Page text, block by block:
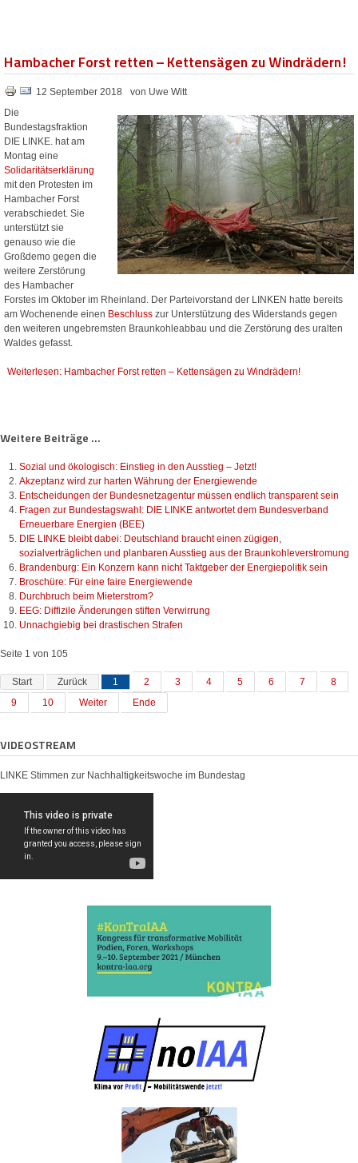
Hambacher Forst retten – Kettensägen zu Windrädern!
12 September 2018
von Uwe Witt
Die
Bundestagsfraktion
DIE LINKE. hat am
Montag eine
Solidaritätserklärung
mit den Protesten im
Hambacher Forst
verabschiedet. Sie
unterstützt sie
genauso wie die
Großdemo gegen die
weitere Zerstörung
des Hambacher
Forstes im Oktober im Rheinland. Der Parteivorstand der LINKEN hatte bereits
am Wochenende einen Beschluss zur Unterstützung des Widerstands gegen
den weiteren ungebremsten Braunkohleabbau und die Zerstörung des uralten
Waldes gefasst.
Weiterlesen: Hambacher Forst retten – Kettensägen zu Windrädern!
Weitere Beiträge ...
Sozial und ökologisch: Einstieg in den Ausstieg – Jetzt!
Akzeptanz wird zur harten Währung der Energiewende
Entscheidungen der Bundesnetzagentur müssen endlich transparent sein
Fragen zur Bundestagswahl: DIE LINKE antwortet dem Bundesverband
Erneuerbare Energien (BEE)
DIE LINKE bleibt dabei: Deutschland braucht einen zügigen,
sozialverträglichen und planbaren Ausstieg aus der Braunkohleverstromung
Brandenburg: Ein Konzern kann nicht Taktgeber der Energiepolitik sein
Broschüre: Für eine faire Energiewende
Durchbruch beim Mieterstrom?
EEG: Diffizile Änderungen stiften Verwirrung
Unnachgiebig bei drastischen Strafen
Seite 1 von 105
Start Zurück 1 2 3 4 5 6 7
8
9
10 Weiter Ende
VIDEOSTREAM
LINKE Stimmen zur Nachhaltigkeitswoche im Bundestag